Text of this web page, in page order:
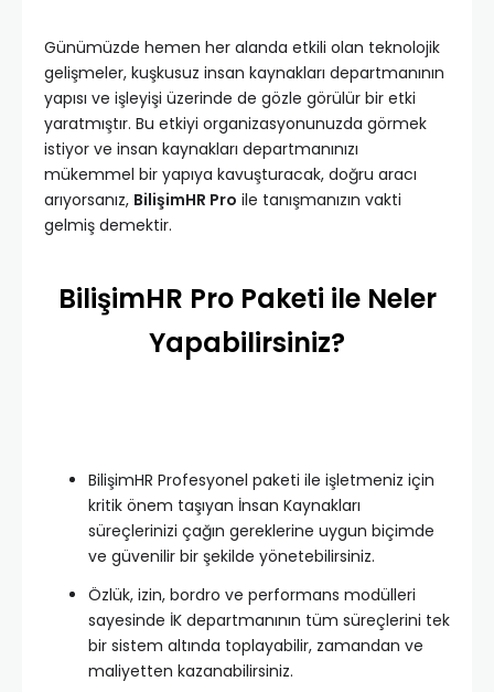
Günümüzde hemen her alanda etkili olan teknolojik
gelişmeler, kuşkusuz insan kaynakları departmanının
yapısı ve işleyişi üzerinde de gözle görülür bir etki
yaratmıştır. Bu etkiyi organizasyonunuzda görmek
istiyor ve insan kaynakları departmanınızı
mükemmel bir yapıya kavuşturacak, doğru aracı
arıyorsanız, BilişimHR Pro ile tanışmanızın vakti
gelmiş demektir.
BilişimHR Pro Paketi ile Neler
Yapabilirsiniz?
BilişimHR Profesyonel paketi ile işletmeniz için
kritik önem taşıyan İnsan Kaynakları
süreçlerinizi çağın gereklerine uygun biçimde
ve güvenilir bir şekilde yönetebilirsiniz.
Özlük, izin, bordro ve performans modülleri
sayesinde İK departmanının tüm süreçlerini tek
bir sistem altında toplayabilir, zamandan ve
maliyetten kazanabilirsiniz.